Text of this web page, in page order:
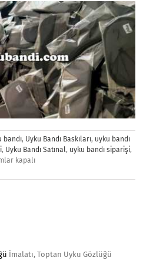
bandı, Uyku Bandı Baskıları, uyku bandı
, Uyku Bandı Satınal, uyku bandı siparişi,
kapalı
İmalatı, Toptan Uyku Gözlüğü